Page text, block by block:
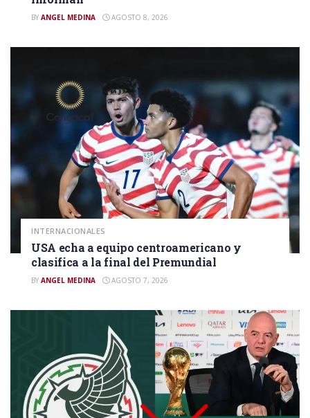
BY ANGEL MEDINA AGOSTO 8, 2026
INTERNACIONALES
USA echa a equipo centroamericano y
clasifica a la final del Premundial
BY ANGEL MEDINA AGOSTO 7, 2026